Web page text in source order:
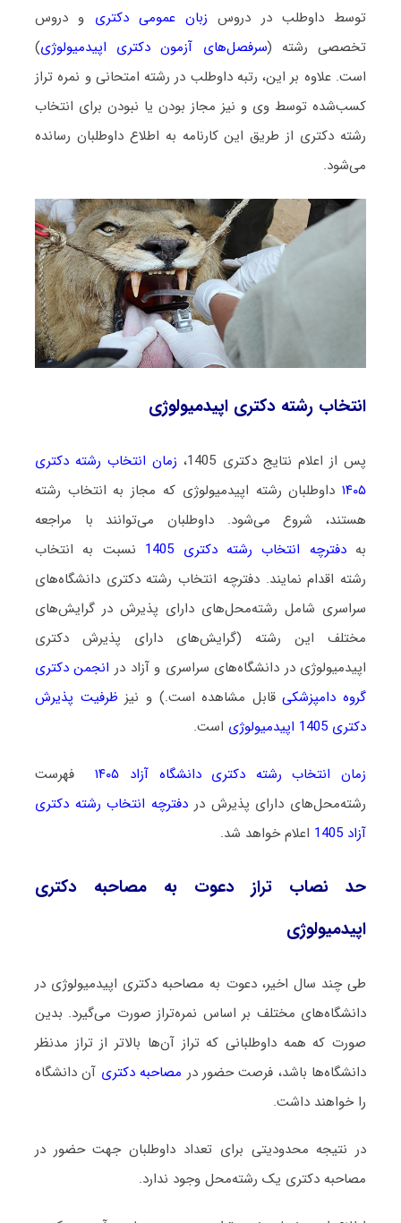
توسط داوطلب در دروس زبان عمومی دکتری و دروس
تخصصی رشته (سرفصل‌های آزمون دکتری اپیدمیولوژی)
است. علاوه بر این، رتبه داوطلب در رشته امتحانی و نمره تراز
کسب‌شده توسط وی و نیز مجاز بودن یا نبودن برای انتخاب
رشته دکتری از طریق این کارنامه به اطلاع داوطلبان رسانده
می‌شود.
انتخاب رشته دکتری اپیدمیولوژی
پس از اعلام نتایج دکتری 1405،
زمان انتخاب رشته دکتری
۱۴۰۵داوطلبان رشته اپیدمیولوژی که مجاز به انتخاب رشته
هستند، شروع می‌شود. داوطلبان می‌توانند با مراجعه
بهدفترچه انتخاب رشته دکتری 1405
نسبت به انتخاب
رشته اقدام نمایند. دفترچه انتخاب رشته دکتری دانشگاه‌های
سراسری شامل رشته‌محل‌های دارای پذیرش در گرایش‌های
مختلف این رشته (گرایش‌های دارای پذیرش دکتری
اپیدمیولوژی در دانشگاه‌های سراسری و آزاد در انجمن دکتری
گروه دامپزشکیقابل مشاهده است.) و نیز ظرفیت پذیرش
دکتری 1405 اپیدمیولوژی
است.
زمان انتخاب رشته دکتری دانشگاه آزاد ۱۴۰۵
فهرست
رشته‌محل‌های دارای پذیرش در دفترچه انتخاب رشته دکتری
آزاد 1405
اعلام خواهد شد.
حد نصاب تراز دعوت به مصاحبه دکتری
اپیدمیولوژی
طی چند سال اخیر، دعوت به مصاحبه دکتری اپیدمیولوژی در
دانشگاه‌های مختلف بر اساس نمره‌تراز صورت می‌گیرد. بدین
صورت که همه داوطلبانی که تراز آن‌ها بالاتر از تراز مدنظر
دانشگاه‌ها باشد، فرصت حضور در مصاحبه دکتری آن دانشگاه
را خواهند داشت.
در نتیجه محدودیتی برای تعداد داوطلبان جهت حضور در
مصاحبه دکتری یک رشته‌محل وجود ندارد.